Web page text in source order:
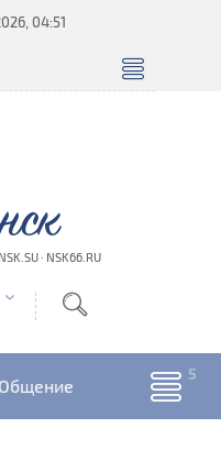
04:51
· NSK66.RU
Общение